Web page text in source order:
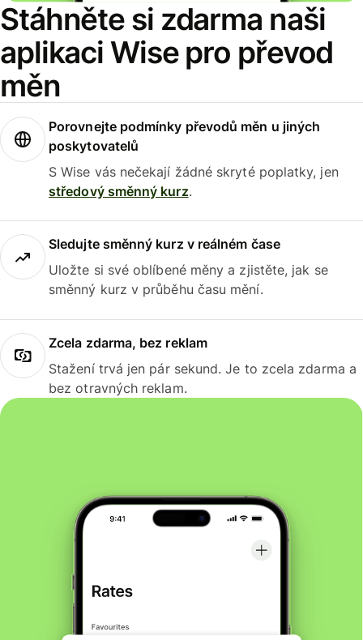
Stáhněte si zdarma naši
aplikaci Wise pro převod
měn
Porovnejte podmínky převodů měn u jiných
poskytovatelů
S Wise vás nečekají žádné skryté poplatky, jen
středový směnný kurz.
Sledujte směnný kurz v reálném čase
Uložte si své oblíbené měny a zjistěte, jak se
směnný kurz v průběhu času mění.
Zcela zdarma, bez reklam
Stažení trvá jen pár sekund. Je to zcela zdarma a
bez otravných reklam.